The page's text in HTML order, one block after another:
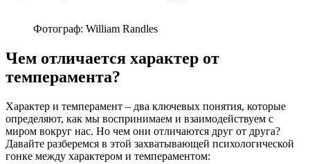
Фотограф: William Randles
Чем отличается характер от
темперамента?
Характер и темперамент – два ключевых понятия, которые
определяют, как мы воспринимаем и взаимодействуем с
миром вокруг нас. Но чем они отличаются друг от друга?
Давайте разберемся в этой захватывающей психологической
гонке между характером и темпераментом: